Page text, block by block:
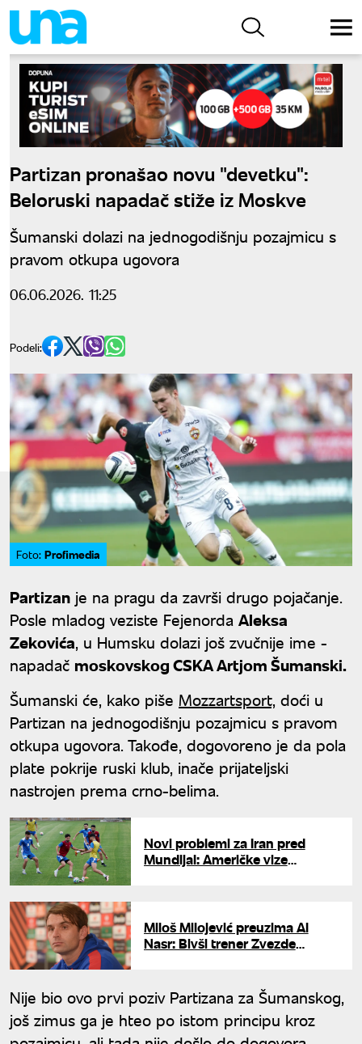
Partizan pronašao novu "devetku":
Beloruski napadač stiže iz Moskve
Šumanski dolazi na jednogodišnju pozajmicu s
pravom otkupa ugovora
06.06.2026. 11:25
Podeli:
Foto: Profimedia
Partizan je na pragu da završi drugo pojačanje.
Posle mladog veziste Fejenorda Aleksa
Zekovića, u Humsku dolazi još zvučnije ime -
napadač moskovskog CSKA Artjom Šumanski.
Šumanski će, kako piše Mozzartsport, doći u
Partizan na jednogodišnju pozajmicu s pravom
otkupa ugovora. Takođe, dogovoreno je da pola
plate pokrije ruski klub, inače prijateljski
nastrojen prema crno-belima.
Novi problemi za Iran pred
Mundijal: Američke vize
Miloš Milojević preuzima Al
Nasr: Bivši trener Zvezde
Nije bio ovo prvi poziv Partizana za Šumanskog,
još zimus ga je hteo po istom principu kroz